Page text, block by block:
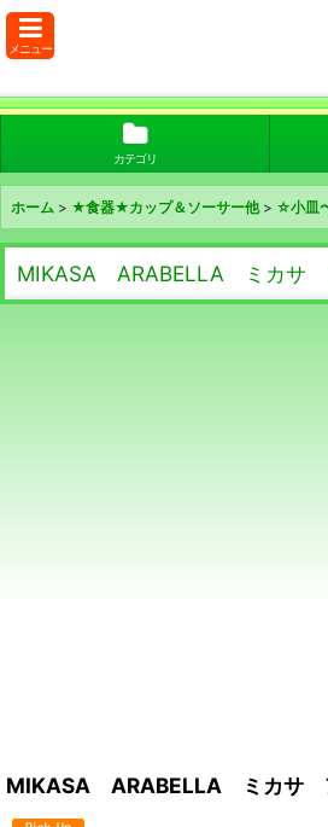
メニュー
カテゴリ
ホーム > ★食器★カップ＆ソーサー他 > ☆小皿
MIKASA ARABELLA ミカサ
MIKASA ARABELLA ミカサ